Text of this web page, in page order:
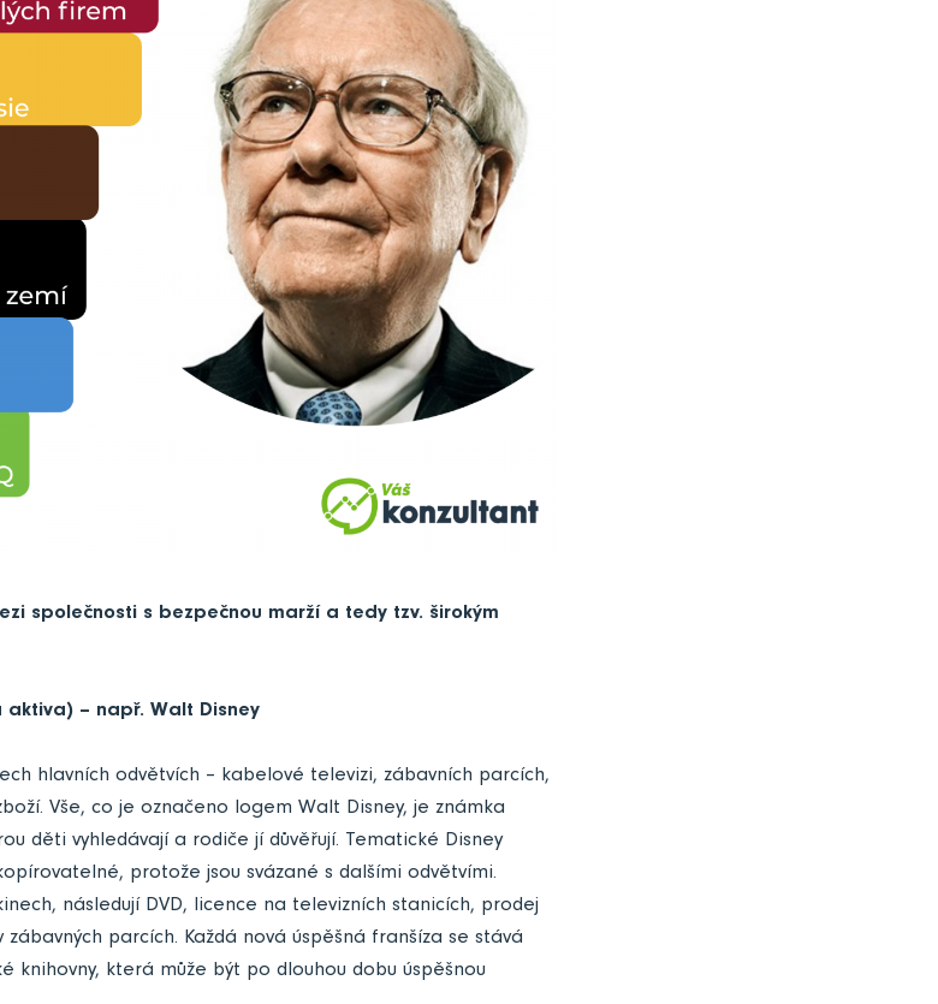
společnosti s bezpečnou marží a tedy tzv. širokým
aktiva) – např. Walt Disney
hlavních odvětvích – kabelové televizi, zábavních parcích,
Vše, co je označeno logem Walt Disney, je známka
děti vyhledávají a rodiče jí důvěřují. Tematické Disney
protože jsou svázané s dalšími odvětvími.
následují DVD, licence na televizních stanicích, prodej
parcích. Každá nová úspěšná franšíza se stává
knihovny, která může být po dlouhou dobu úspěšnou